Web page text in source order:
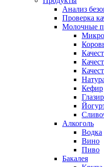
Анализ
Проверка
Молочные
Кефир
Алкоголь
Водка
Вино
Пиво
Бакалея